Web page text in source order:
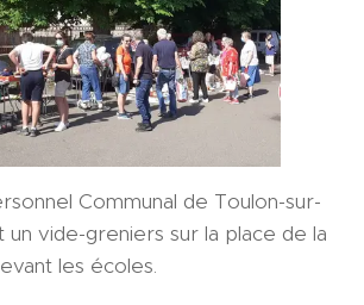
Communal de Toulon-sur-
un vide-greniers sur la place de la
les écoles.